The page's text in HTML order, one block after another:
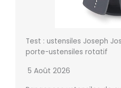
Test : ustensiles Joseph
porte-ustensiles rotatif
5 Août 2026